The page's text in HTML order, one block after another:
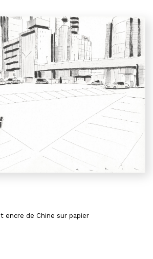
encre de Chine sur papier